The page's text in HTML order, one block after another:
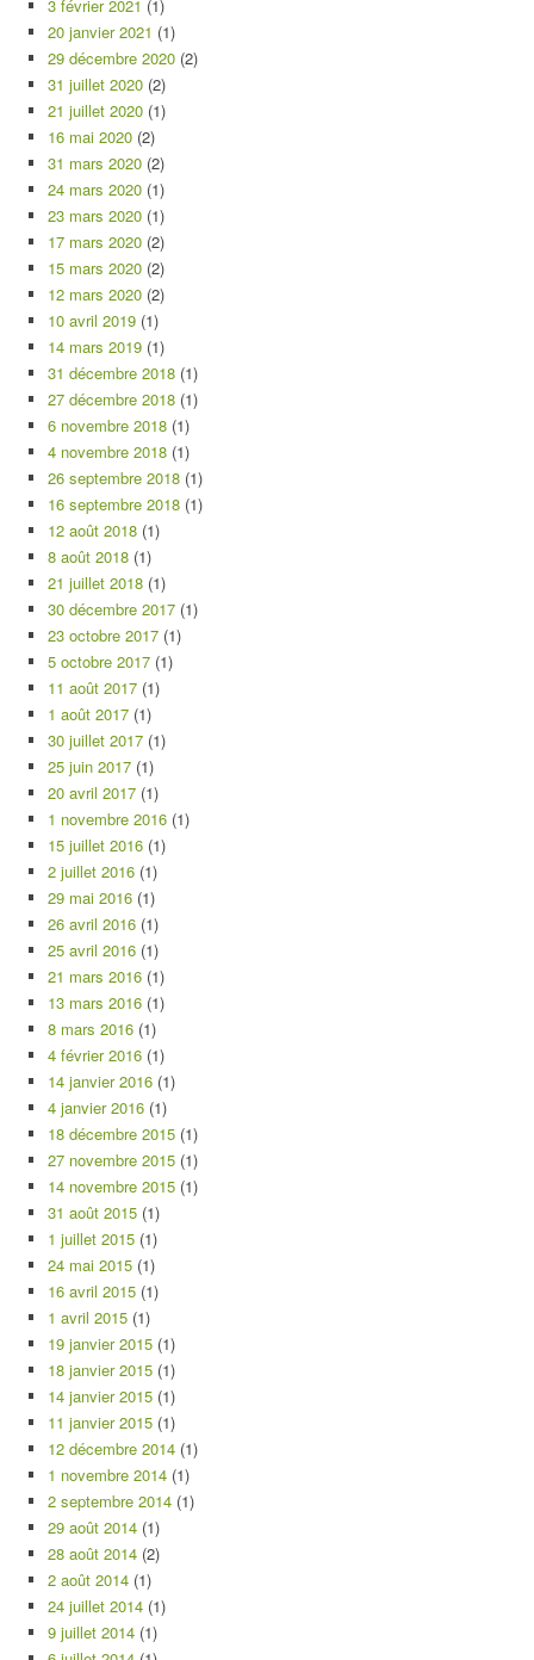
3 février 2021 (1)
20 janvier 2021 (1)
29 décembre 2020 (2)
31 juillet 2020 (2)
21 juillet 2020 (1)
16 mai 2020 (2)
31 mars 2020 (2)
24 mars 2020 (1)
23 mars 2020 (1)
17 mars 2020 (2)
15 mars 2020 (2)
12 mars 2020 (2)
10 avril 2019 (1)
14 mars 2019 (1)
31 décembre 2018 (1)
27 décembre 2018 (1)
6 novembre 2018 (1)
4 novembre 2018 (1)
26 septembre 2018 (1)
16 septembre 2018 (1)
12 août 2018 (1)
8 août 2018 (1)
21 juillet 2018 (1)
30 décembre 2017 (1)
23 octobre 2017 (1)
5 octobre 2017 (1)
11 août 2017 (1)
1 août 2017 (1)
30 juillet 2017 (1)
25 juin 2017 (1)
20 avril 2017 (1)
1 novembre 2016 (1)
15 juillet 2016 (1)
2 juillet 2016 (1)
29 mai 2016 (1)
26 avril 2016 (1)
25 avril 2016 (1)
21 mars 2016 (1)
13 mars 2016 (1)
8 mars 2016 (1)
4 février 2016 (1)
14 janvier 2016 (1)
4 janvier 2016 (1)
18 décembre 2015 (1)
27 novembre 2015 (1)
14 novembre 2015 (1)
31 août 2015 (1)
1 juillet 2015 (1)
24 mai 2015 (1)
16 avril 2015 (1)
1 avril 2015 (1)
19 janvier 2015 (1)
18 janvier 2015 (1)
14 janvier 2015 (1)
11 janvier 2015 (1)
12 décembre 2014 (1)
1 novembre 2014 (1)
2 septembre 2014 (1)
29 août 2014 (1)
28 août 2014 (2)
2 août 2014 (1)
24 juillet 2014 (1)
9 juillet 2014 (1)